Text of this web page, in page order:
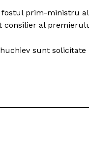
prim-ministru
al
sunt solicitate